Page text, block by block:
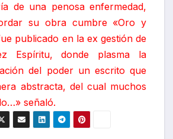
de una penosa enfermedad,
su obra cumbre «Oro y
publicado en la ex gestión de
Espíritu, donde plasma la
del poder un escrito que
abstracta, del cual muchos
señaló.